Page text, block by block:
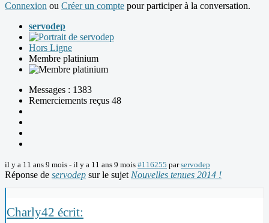
Connexion ou Créer un compte pour participer à la conversation.
servodep
Hors Ligne
Membre platinium
Messages : 1383
Remerciements reçus 48
il y a 11 ans 9 mois - il y a 11 ans 9 mois #116255 parservodep
Réponse de servodep sur le sujet Nouvelles tenues 2014 !
Charly42 écrit: